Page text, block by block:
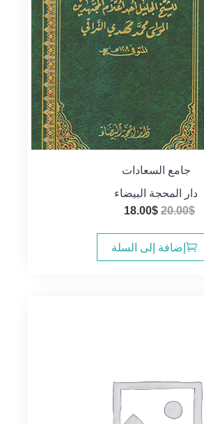
جامع السعادات
دار المحجة البيضاء
20.00$
السعر
هو:
20.00$.
18.00$
هو:
18.00$.
إضافة إلى السلة